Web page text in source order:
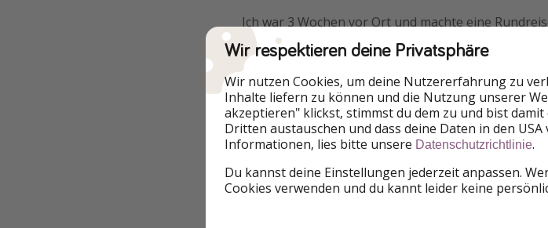
Ich war 3 Wochen vor Ort und machte eine
mit der Übernachtsfähre weiter nach Ziguinchor.
Zwischenstopp in Gambia in die Pilgermetropole
Norden, in der Wüste Lompoul.
Wir respektieren deine Privatsphäre
Wir nutzen Cookies, um deine Nutzererfahrung zu
Inhalte liefern zu können und die Nutzung unserer
akzeptieren" klickst, stimmst du dem zu und bist
Dritten austauschen und dass deine Daten in den
Informationen, lies bitte unsere Datenschutzrichtlinie.
Du kannst deine Einstellungen jederzeit anpassen.
Cookies verwenden und du kannt leider keine